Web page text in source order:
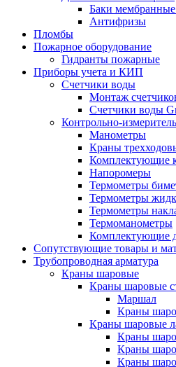
Баки
Антифризы
Пломбы
Пожарное оборудование
Гидранты пожарные
Приборы учета и КИП
Счетчики воды
Монтаж
Счетчики воды
Контрольно-
Манометры
Краны
Комплектующие
Напоромеры
Термометры
Термометры
Термометры
Термоманометры
Комплектующие
Сопутствующие товары и
Трубопроводная арматура
Краны шаровые
Краны шаровые
Маршал
Краны
Краны шаровые
Краны
Краны
Краны